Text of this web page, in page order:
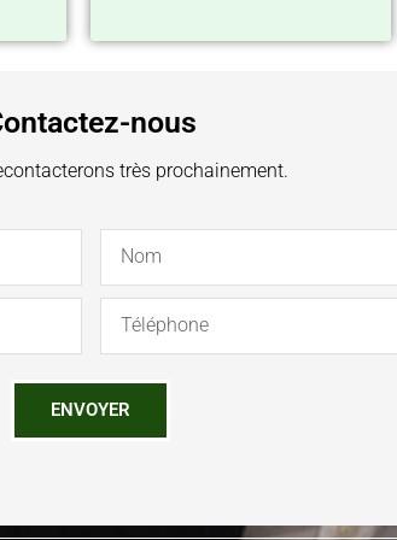
nous
très prochainement.
ENVOYER